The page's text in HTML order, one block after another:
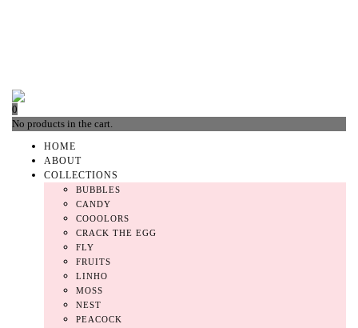
0
No products in the cart.
HOME
ABOUT
COLLECTIONS
BUBBLES
CANDY
COOOLORS
CRACK THE EGG
FLY
FRUITS
LINHO
MOSS
NEST
PEACOCK